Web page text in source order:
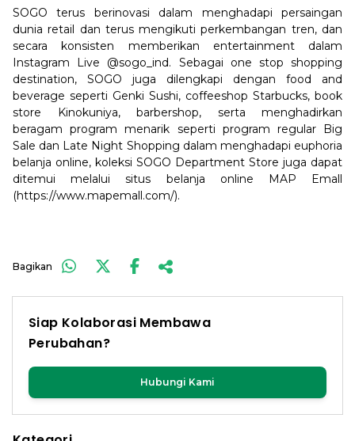
Bagikan
SOGO terus berinovasi dalam menghadapi persaingan
dunia retail dan terus mengikuti perkembangan tren, dan
secara konsisten memberikan entertainment dalam
Instagram Live @sogo_ind. Sebagai one stop shopping
destination, SOGO juga dilengkapi dengan food and
beverage seperti Genki Sushi, coffeeshop Starbucks, book
store Kinokuniya, barbershop, serta menghadirkan
beragam program menarik seperti program regular Big
Sale dan Late Night Shopping dalam menghadapi euphoria
belanja online, koleksi SOGO Department Store juga dapat
ditemui melalui situs belanja online MAP Emall
(https://www.mapemall.com/).
Siap Kolaborasi Membawa
Perubahan?
Hubungi Kami